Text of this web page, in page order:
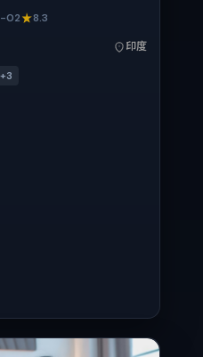
武的表演层次丰富。影片
起陆续登陆院线与网络平
02 8.3
印度
+3